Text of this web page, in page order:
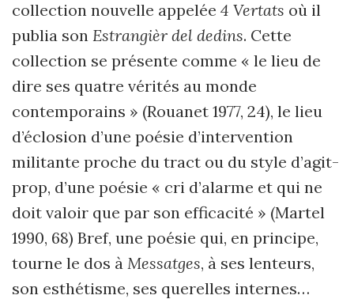
collection nouvelle appelée 4 Vertats où il
publia son Estrangièr del dedins. Cette
collection se présente comme « le lieu de
dire ses quatre vérités au monde
contemporains » (Rouanet 1977, 24), le lieu
d’éclosion d’une poésie d’intervention
militante proche du tract ou du style d’agit-
prop, d’une poésie « cri d’alarme et qui ne
doit valoir que par son efficacité » (Martel
1990, 68) Bref, une poésie qui, en principe,
tourne le dos à Messatges, à ses lenteurs,
son esthétisme, ses querelles internes…